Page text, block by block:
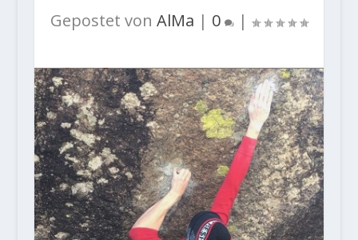
Gepostet von AlMa | 0 |